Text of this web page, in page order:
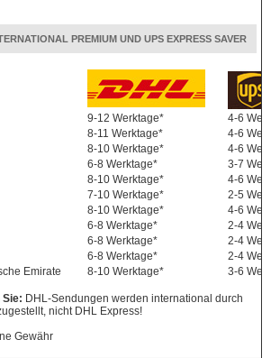
PREMIUM UND UPS EXPRESS SAVER
9-12 Werktage*
4-6
8-11 Werktage*
4-6
8-10 Werktage*
4-6
6-8 Werktage*
3-7
8-10 Werktage*
4-6
7-10 Werktage*
2-5
8-10 Werktage*
4-6
6-8 Werktage*
2-4
6-8 Werktage*
2-4
6-8 Werktage*
2-4
Emirate
8-10 Werktage* 3-6
DHL-Sendungen werden international durch
nicht DHL Express!
Gewähr